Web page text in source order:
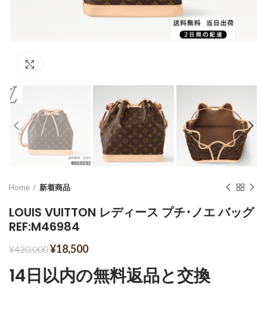
Home 新着商品
LOUIS VUITTON レディース プチ･ノエ バッグ
REF:M46984
¥420,000¥18,500
14日以内の無料返品と交換